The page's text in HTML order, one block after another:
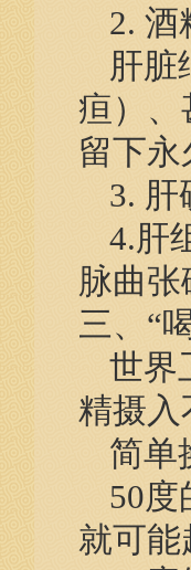
2. 酒
肝脏
疸）、
留下
3. 肝
4.肝
脉曲
三、“
世界
精摄入
简单
50度
就可